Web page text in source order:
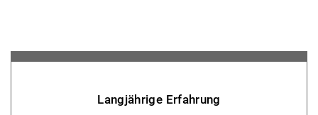
Langjährige Erfahrung